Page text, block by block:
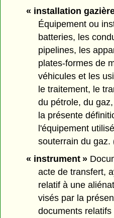
« installation
Équipement ou
batteries, les
pipelines, les
plates-formes de
véhicules et les
le traitement, le
du pétrole, du
la présente
l'équipement
souterrain du gaz.
« instrument »
acte de transfert,
relatif à une
visés par la
documents